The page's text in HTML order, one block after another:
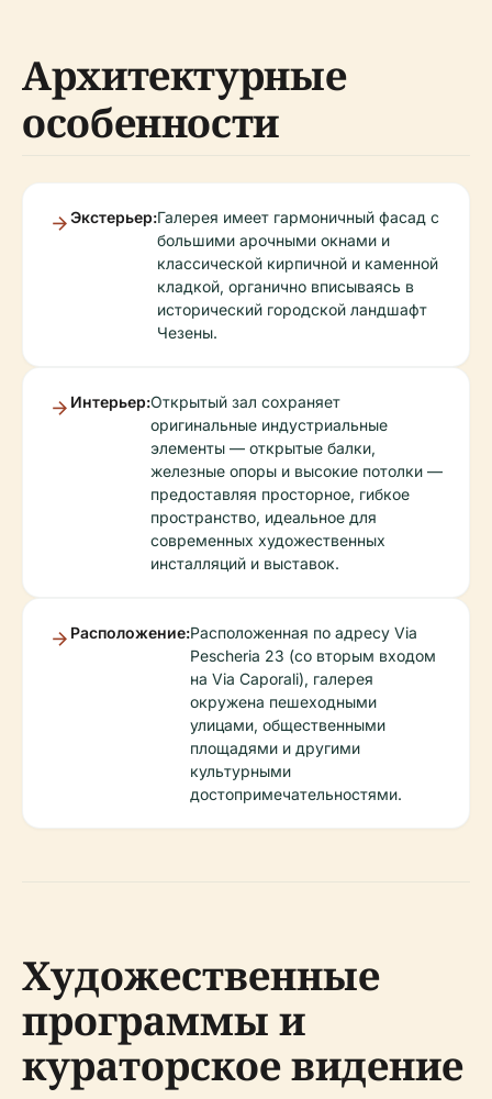
Архитектурные
особенности
Экстерьер:Галерея имеет гармоничный фасад с
большими арочными окнами и
классической кирпичной и каменной
кладкой, органично вписываясь в
исторический городской ландшафт
Чезены.
Интерьер:Открытый зал сохраняет
оригинальные индустриальные
элементы — открытые балки,
железные опоры и высокие потолки —
предоставляя просторное, гибкое
пространство, идеальное для
современных художественных
инсталляций и выставок.
Расположение:Расположенная по адресу Via
Pescheria 23 (со вторым входом
на Via Caporali), галерея
окружена пешеходными
улицами, общественными
площадями и другими
культурными
достопримечательностями.
Художественные
программы и
кураторское видение